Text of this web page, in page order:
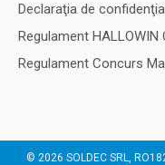
Declaraţia de
Regulament HALLOWIN
Regulament Concurs
© 2026 SOLDEC SRL,